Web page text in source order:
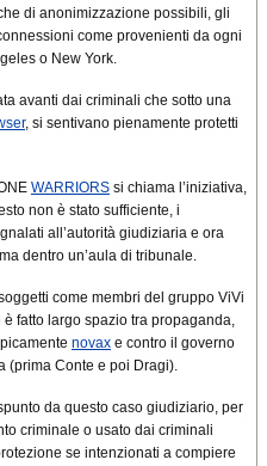
di anonimizzazione possibili, gli
come provenienti da ogni
o New York.
avanti dai criminali che sotto una
, si sentivano pienamente protetti
WARRIORS si chiama l’iniziativa,
non è stato sufficiente, i
all’autorità giudiziaria e ora
dentro un’aula di tribunale.
come membri del gruppo ViVi
fatto largo spazio tra propaganda,
novax e contro il governo
(prima Conte e poi Dragi).
da questo caso giudiziario, per
criminale o usato dai criminali
se intenzionati a compiere